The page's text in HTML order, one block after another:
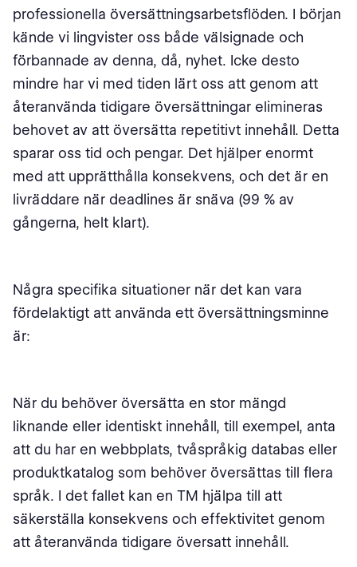
professionella översättningsarbetsflöden. I början
kände vi lingvister oss både välsignade och
förbannade av denna, då, nyhet. Icke desto
mindre har vi med tiden lärt oss att genom att
återanvända tidigare översättningar elimineras
behovet av att översätta repetitivt innehåll. Detta
sparar oss tid och pengar. Det hjälper enormt
med att upprätthålla konsekvens, och det är en
livräddare när deadlines är snäva (99 % av
gångerna, helt klart).
Några specifika situationer när det kan vara
fördelaktigt att använda ett översättningsminne
är:
När du behöver översätta en stor mängd
liknande eller identiskt innehåll, till exempel, anta
att du har en webbplats, tvåspråkig databas eller
produktkatalog som behöver översättas till flera
språk. I det fallet kan en TM hjälpa till att
säkerställa konsekvens och effektivitet genom
att återanvända tidigare översatt innehåll.